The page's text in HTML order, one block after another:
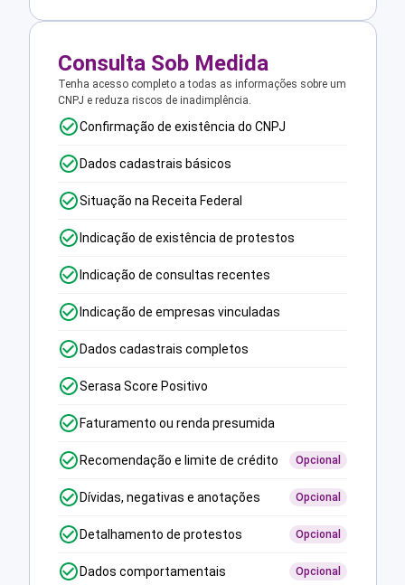
Consulta Sob Medida
Tenha acesso completo a todas as informações sobre um
CNPJ e reduza riscos de inadimplência.
Confirmação de existência do CNPJ
Dados cadastrais básicos
Situação na Receita Federal
Indicação de existência de protestos
Indicação de consultas recentes
Indicação de empresas vinculadas
Dados cadastrais completos
Serasa Score Positivo
Faturamento ou renda presumida
Recomendação e limite de crédito Opcional
Dívidas, negativas e anotações Opcional
Detalhamento de protestos Opcional
Dados comportamentais Opcional